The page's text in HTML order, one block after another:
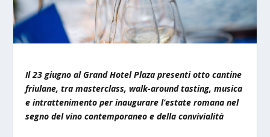
Il 23 giugno al Grand Hotel Plaza presenti otto cantine
friulane, tra masterclass, walk-around tasting, musica
e intrattenimento per inaugurare l’estate romana nel
segno del vino contemporaneo e della convivialità